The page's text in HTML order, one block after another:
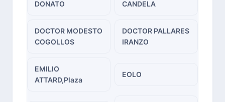
DONATO CANDELA
DOCTOR MODESTO
COGOLLOS
DOCTOR PALLARES
IRANZO
EMILIO
ATTARD,Plaza
EOLO